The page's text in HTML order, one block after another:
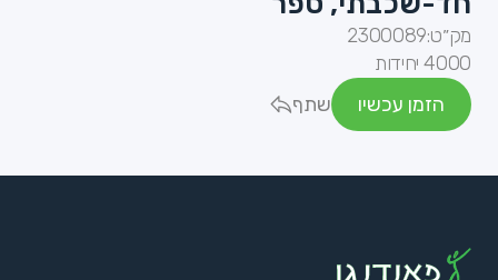
מק״ט:2300089
4000 יחידות
הזמן עכשיו
שתף